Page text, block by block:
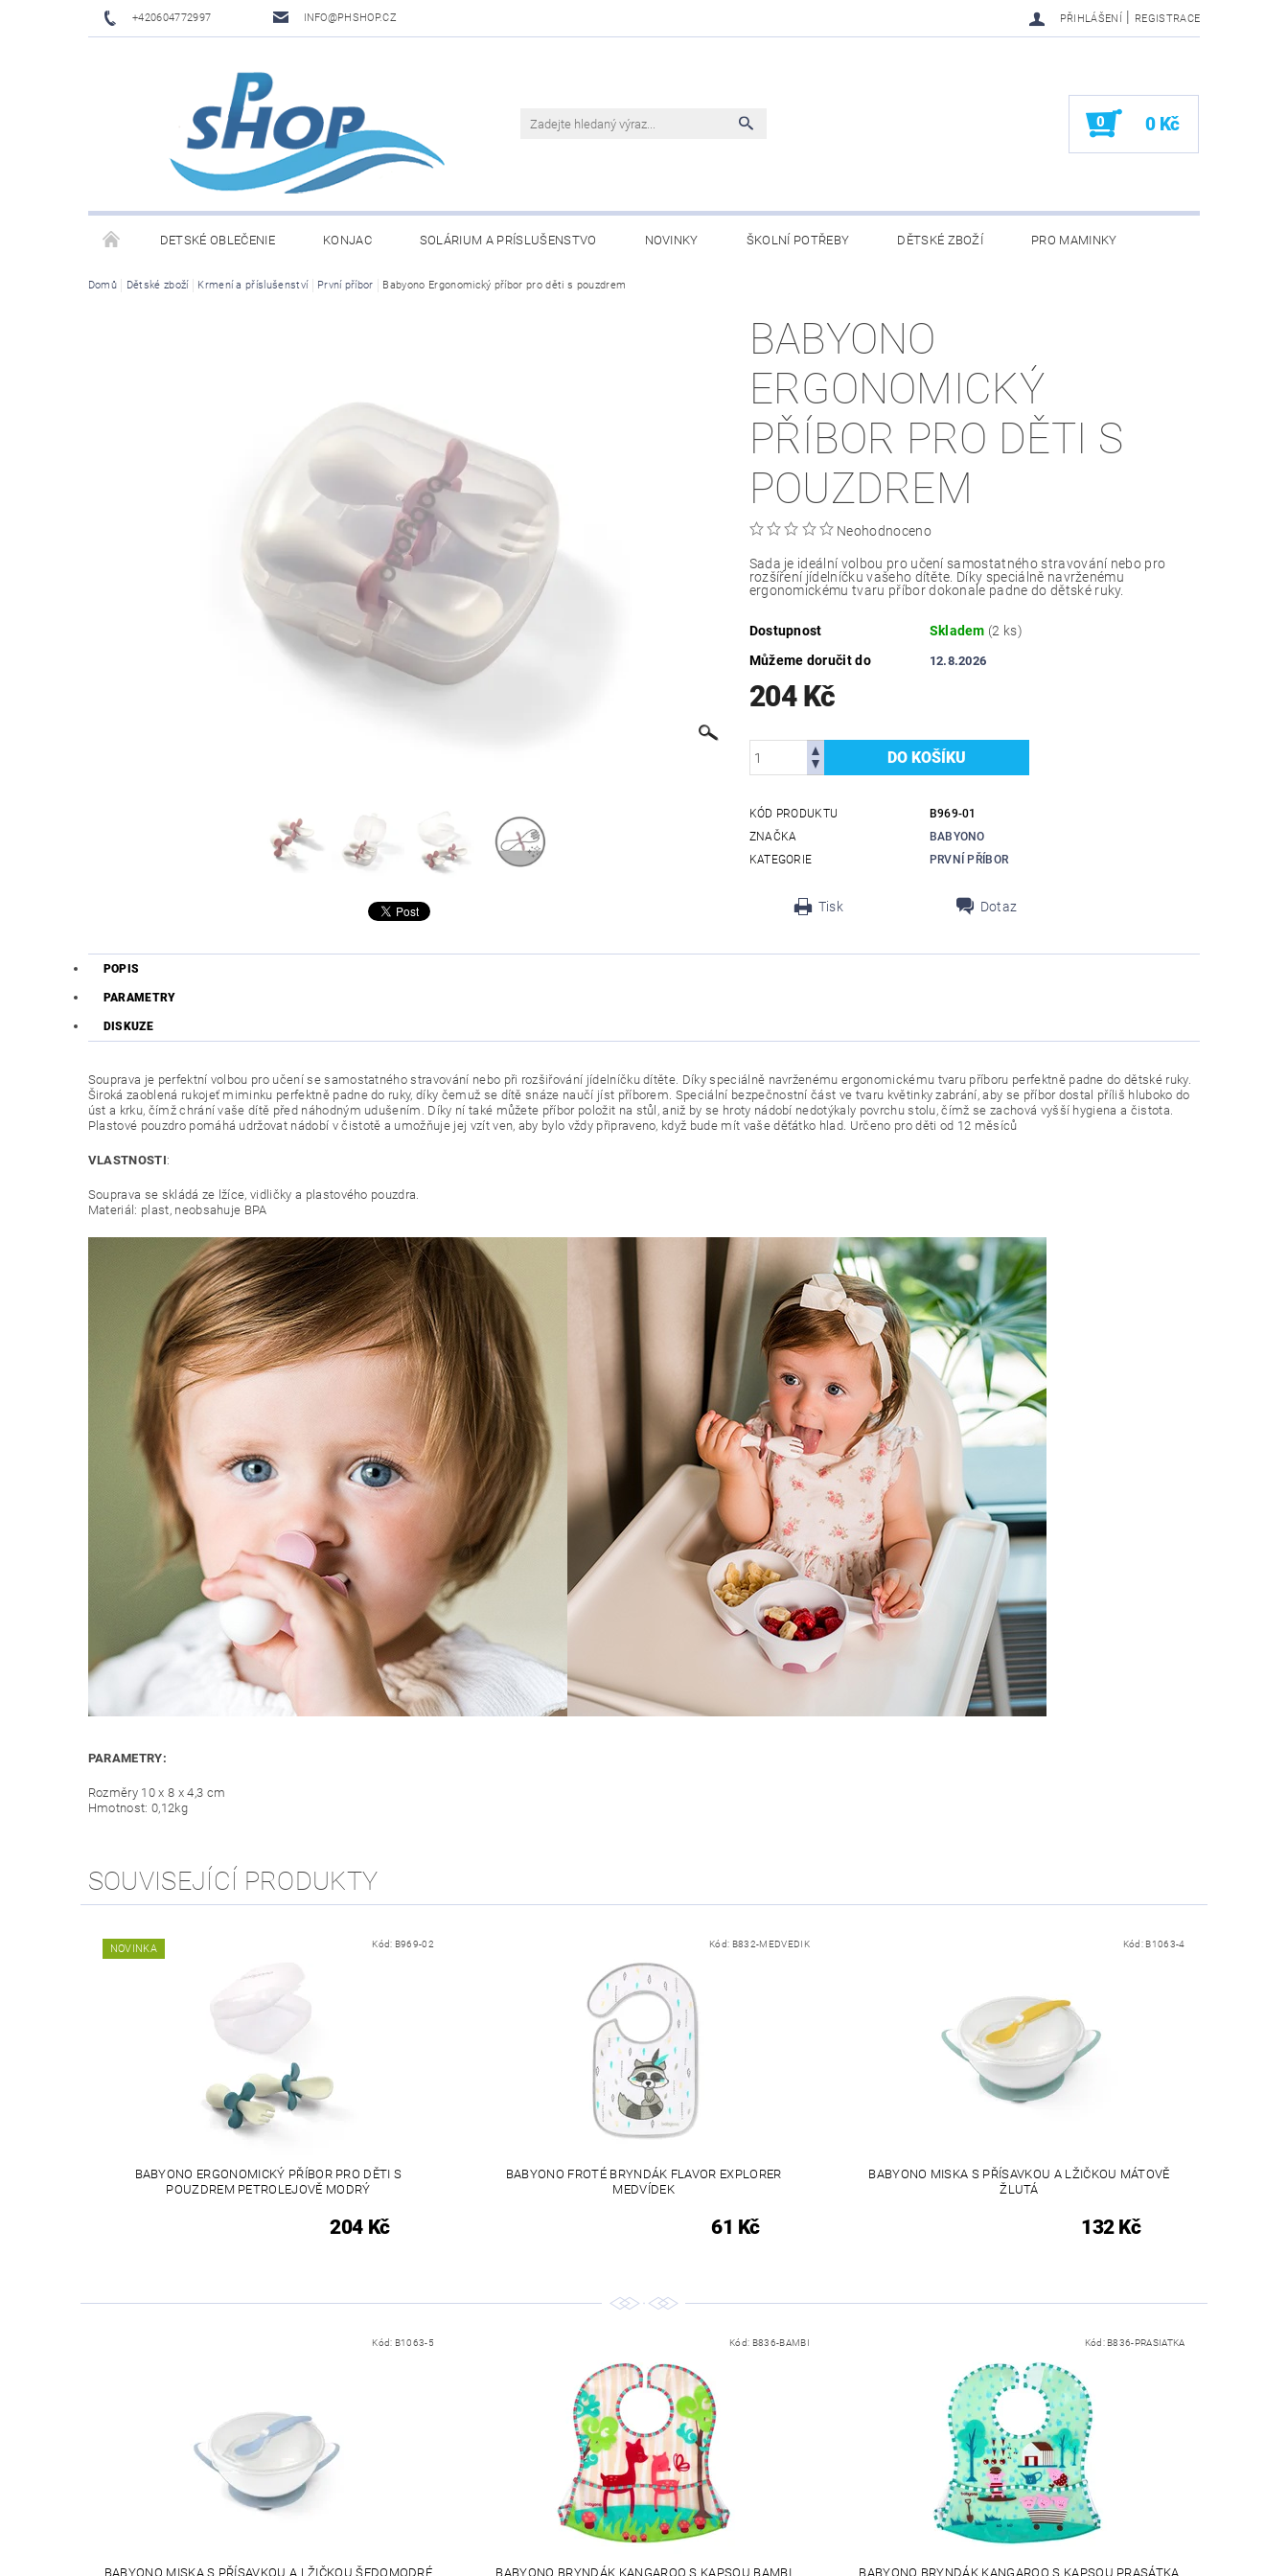
+420604772997 INFO@PHSHOP.CZ PŘIHLÁŠENÍ | REGISTRACE
0 0 Kč
DETSKÉ OBLEČENIE KONJAC SOLÁRIUM A PRÍSLUŠENSTVO NOVINKY ŠKOLNÍ POTŘEBY DĚTSKÉ ZBOŽÍ PRO MAMINKY
PRIME DRINK BY LOGAN PAUL A KSI DĚTSKÉ OBLEČENÍ KONJAC ČLÁNKY
Domů Dětské zboží Krmení a příslušenství První příbor Babyono Ergonomický příbor pro děti s pouzdrem
BABYONO
ERGONOMICKÝ
PŘÍBOR PRO DĚTI S
POUZDREM
Neohodnoceno
Sada je ideální volbou pro učení samostatného stravování nebo pro
rozšíření jídelníčku vašeho dítěte. Díky speciálně navrženému
ergonomickému tvaru příbor dokonale padne do dětské ruky.
Dostupnost Skladem (2 ks)
Můžeme doručit do
12.8.2026
204 Kč
KÓD PRODUKTU
B969-01
ZNAČKA
BABYONO
KATEGORIE
PRVNÍ PŘÍBOR
Tisk Dotaz
POPIS
PARAMETRY
DISKUZE
Souprava je perfektní volbou pro učení se samostatného stravování nebo při rozšiřování jídelníčku dítěte. Díky speciálně navrženému ergonomickému tvaru příboru perfektně padne do dětské ruky.
Široká zaoblená rukojeť miminku perfektně padne do ruky, díky čemuž se dítě snáze naučí jíst příborem. Speciální bezpečnostní část ve tvaru květinky zabrání, aby se příbor dostal příliš hluboko do
úst a krku, čímž chrání vaše dítě před náhodným udušením. Díky ní také můžete příbor položit na stůl, aniž by se hroty nádobí nedotýkaly povrchu stolu, čímž se zachová vyšší hygiena a čistota.
Plastové pouzdro pomáhá udržovat nádobí v čistotě a umožňuje jej vzít ven, aby bylo vždy připraveno, když bude mít vaše děťátko hlad. Určeno pro děti od 12 měsíců
VLASTNOSTI:
Souprava se skládá ze lžíce, vidličky a plastového pouzdra.
Materiál: plast, neobsahuje BPA
PARAMETRY:
Rozměry 10 x 8 x 4,3 cm
Hmotnost: 0,12kg
SOUVISEJÍCÍ PRODUKTY
NOVINKA Kód: B969-02
BABYONO ERGONOMICKÝ PŘÍBOR PRO DĚTI S
POUZDREM PETROLEJOVĚ MODRÝ
204 Kč
Kód: B832-MEDVEDIK
BABYONO FROTÉ BRYNDÁK FLAVOR EXPLORER
MEDVÍDEK
61 Kč
Kód: B1063-4
BABYONO MISKA S PŘÍSAVKOU A LŽIČKOU MÁTOVĚ
ŽLUTÁ
132 Kč
Kód: B1063-5
BABYONO MISKA S PŘÍSAVKOU A LŽIČKOU ŠEDOMODRÉ
Kód: B836-BAMBI
BABYONO BRYNDÁK KANGAROO S KAPSOU BAMBI
Kód: B836-PRASIATKA
BABYONO BRYNDÁK KANGAROO S KAPSOU PRASÁTKA